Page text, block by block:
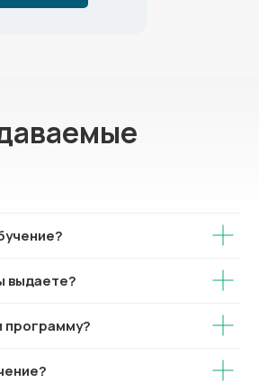
выдаете?
программу?